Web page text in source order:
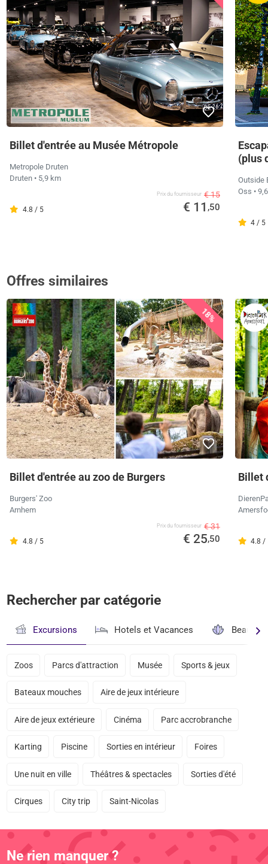
Billet d'entrée au Musée Métropole
Metropole Druten
Druten • 5,9 km
4.8 / 5
Prix ​​du fournisseur € 15
€ 11 ,50
(plus
Outside
Oss •
4 / 5
Offres similaires
18%
Billet d'entrée au zoo de Burgers
Burgers' Zoo
Arnhem
4.8 / 5
Prix ​​du fournisseur € 31
€ 25,50
Billet
4.8 /
Rechercher par catégorie
Excursions Hotels et Vacances Beauté
Zoos Parcs d'attraction Musée Sports & jeux
Bateaux mouches Aire de jeux intérieure
Aire de jeux extérieure Cinéma Parc accrobranche
Karting Piscine Sorties en intérieur Foires
Une nuit en ville Théâtres & spectacles Sorties d'été
Cirques City trip Saint-Nicolas
Ne rien manquer ?